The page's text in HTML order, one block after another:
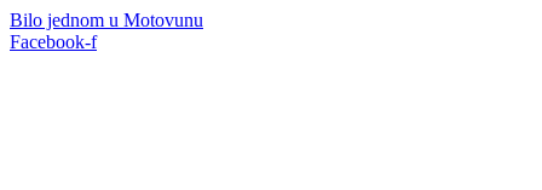
Idi
na
Bilo jednom u Motovunu
Facebook-f